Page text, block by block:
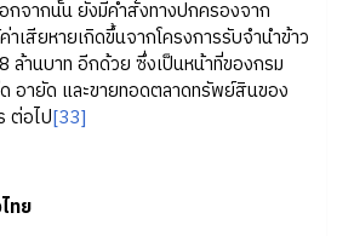
กจากนั้น ยังมีคำสั่งทางปกครองจาก
าเสียหายเกิดขึ้นจากโครงการรับจำนำข้าว
ล้านบาท อีกด้วย ซึ่งเป็นหน้าที่ของกรม
อายัด และขายทอดตลาดทรัพย์สินของ
ต่อไป[33]
ทย